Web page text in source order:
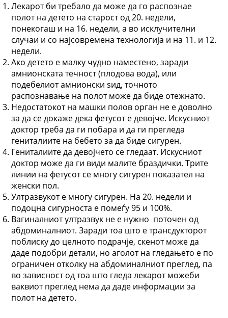
Лекарот би требало да може да го распознае
полот на детето на старост од 20. недели,
понекогаш и на 16. недели, а во исклучителни
случаи и со најсовремена технологија и на 11. и 12.
недели.
Ако детето е малку чудно наместено, заради
амнионската течност (плодова вода), или
подебелиот амнионски ѕид, точното
распознавање на полот може да биде отежнато.
Недостатокот на машки полов орган не е доволно
за да се докаже дека фетусот е девојче. Искусниот
доктор треба да ги побара и да ги прегледа
гениталиите на бебето за да биде сигурен.
Гениталиите да девојчето се гледаат. Искусниот
доктор може да ги види малите браздички. Трите
линии на фетусот се многу сигурен показател на
женски пол.
Ултразвукот е многу сигурен. На 20. недели и
подоцна сигурноста е помеѓу 95 и 100%.
Вагиналниот ултразвук не е нужно поточен од
абдоминалниот. Заради тоа што е трансдукторот
поблиску до целното подрачје, скенот може да
даде подобри детали, но аголот на гледањето е по
ограничен отколку на абдоминалниот преглед, па
во зависност од тоа што гледа лекарот можеби
ваквиот преглед нема да даде информации за
полот на детето.